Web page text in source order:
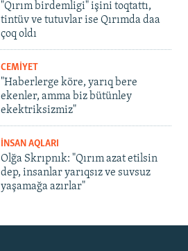
"Qırım birdemligi" işini toqtattı,
tintüv ve tutuvlar ise Qırımda daa
çoq oldı
CEMİYET
"Haberlerge köre, yarıq bere
ekenler, amma biz bütünley
ekektriksizmiz"
İNSAN AQLARI
Olğa Skrıpnık: "Qırım azat etilsin
dep, insanlar yarıqsız ve suvsuz
yaşamağa azırlar"